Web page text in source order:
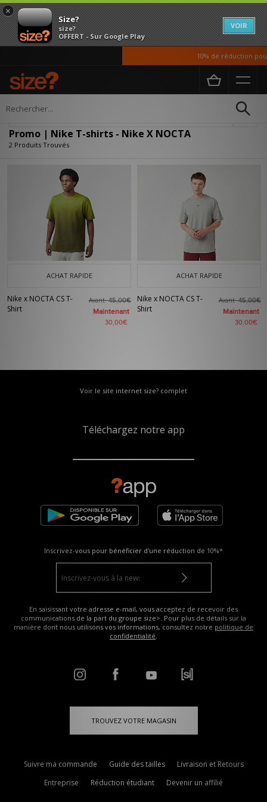
×
Size?
size?
OFFERT - Sur Google Play
VOIR
10% de réduction
Accueil Homme
Promo | Nike T-shirts - Nike X NOCTA
2 Produits Trouvés
ACHAT RAPIDE
Nike x NOCTA CS T-
Shirt
Avant45,00€
Maintenant
30,00€
ACHAT RAPIDE
Nike x NOCTA CS T-
Shirt
Avant45,00€
Maintenant
30,00€
Voir le site internet size? complet
Téléchargez notre app
Inscrivez-vous pour bénéficier d'une réduction de 10%*
En saisissant votre adresse e-mail, vous acceptez de recevoir des
communications de la part du groupe size>. Pour plus de détails sur la
manière dont nous utilisons vos informations, consultez notre politique de
confidentialité.
TROUVEZ VOTRE MAGASIN
Suivre ma commande Guide des tailles
Livraison et Retours
Entreprise
Réduction étudiant Devenir un affilié